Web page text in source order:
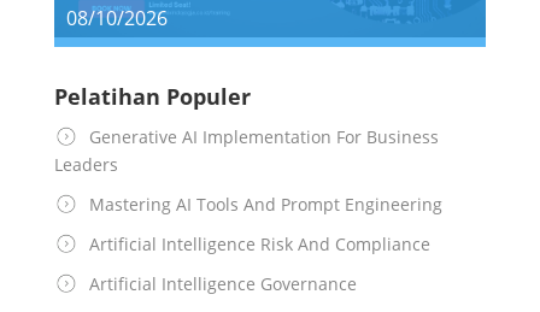
08/10/2026
Pelatihan Populer
Generative AI Implementation For Business
Leaders
Mastering AI Tools And Prompt Engineering
Artificial Intelligence Risk And Compliance
Artificial Intelligence Governance